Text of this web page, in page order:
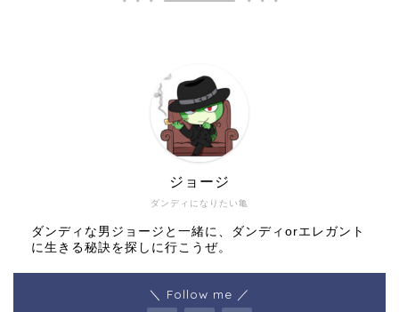
ダンディになりたい亀
ジョージ
ダンディな男ジョージと一緒に、ダンディorエレガント
に生きる秘訣を探しに行こうぜ。
＼ Follow me ／